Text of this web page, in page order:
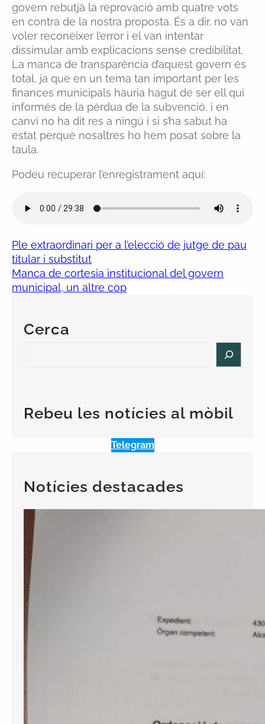
govern rebutjà la reprovació amb quatre vots
en contra de la nostra proposta. És a dir, no van
voler reconèixer l’error i el van intentar
dissimular amb explicacions sense credibilitat.
La manca de transparència d’aquest govern és
total, ja que en un tema tan important per les
finances municipals hauria hagut de ser ell qui
informés de la pèrdua de la subvenció, i en
canvi no ha dit res a ningú i si s’ha sabut ha
estat perquè nosaltres ho hem posat sobre la
taula.
Podeu recuperar l’enregistrament aquí:
Ple extraordinari per a l’elecció de jutge de pau
titular i substitut
Manca de cortesia institucional del govern
municipal, un altre cop
Cerca
hRebeu les notícies al mòbil
Telegram
Notícies destacades